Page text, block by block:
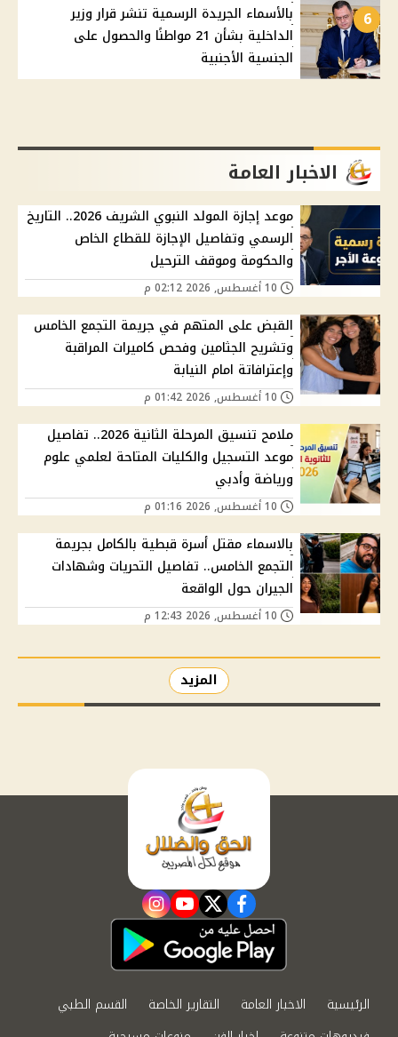
6
بالأسماء الجريدة الرسمية تنشر قرار وزير
الداخلية بشأن 21 مواطنًا والحصول على
الجنسية الأجنبية
الاخبار العامة
موعد إجازة المولد النبوي الشريف 2026.. التاريخ
الرسمي وتفاصيل الإجازة للقطاع الخاص
والحكومة وموقف الترحيل
القبض على المتهم في جريمة التجمع الخامس
وتشريح الجثامين وفحص كاميرات المراقبة
وإعترافاتة امام النيابة
ملامح تنسيق المرحلة الثانية 2026.. تفاصيل
موعد التسجيل والكليات المتاحة لعلمي علوم
ورياضة وأدبي
بالاسماء مقتل أسرة قبطية بالكامل بجريمة
التجمع الخامس.. تفاصيل التحريات وشهادات
الجيران حول الواقعة
المزيد
facebook
twitter
youtube
instagram
الرئيسية الاخبار العامة التقارير الخاصة
القسم الطبي